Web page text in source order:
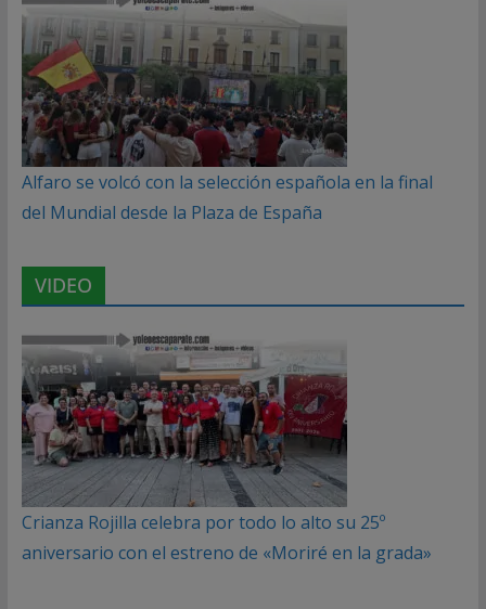
Alfaro se volcó con la selección española en la final
del Mundial desde la Plaza de España
VIDEO
Crianza Rojilla celebra por todo lo alto su 25º
aniversario con el estreno de «Moriré en la grada»